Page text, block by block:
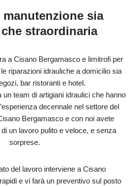
manutenzione sia
straordinaria
a Cisano Bergamasco e limitrofi per
riparazioni idrauliche a domicilio sia
bar ristoranti e hotel.
un team di artigiani idraulici che hanno
decennale nel settore del
Bergamasco e con noi avete
un lavoro pulito e veloce, e senza
sorprese.
del lavoro interviene a Cisano
e vi farà un preventivo sul posto